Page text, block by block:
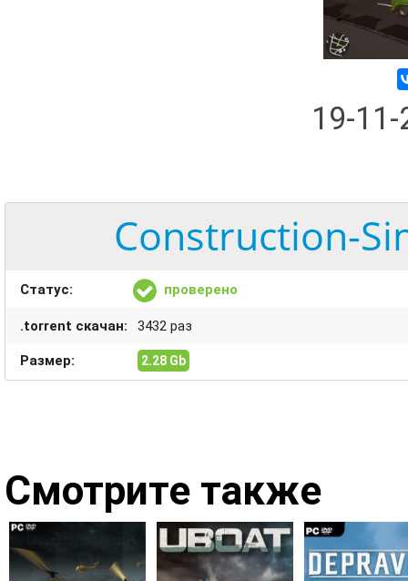
19-
Construction-
Статус: проверено
.torrent скачан: 3432 раз
Размер: 2.28 Gb
Смотрите также